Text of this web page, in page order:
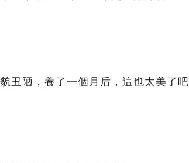
丑陋，養了一個月后，這也太美了吧